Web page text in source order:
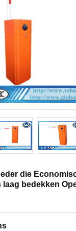
die
laag bedekken